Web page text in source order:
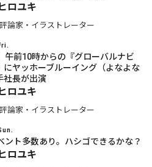
ロユキ
論家・イラストレーター
午前10時からの『グローバルナビ
にヤッホーブルーイング（よなよな
社長が出演
ロユキ
論家・イラストレーター
ント多数あり。ハシゴできるかな？
ロユキ